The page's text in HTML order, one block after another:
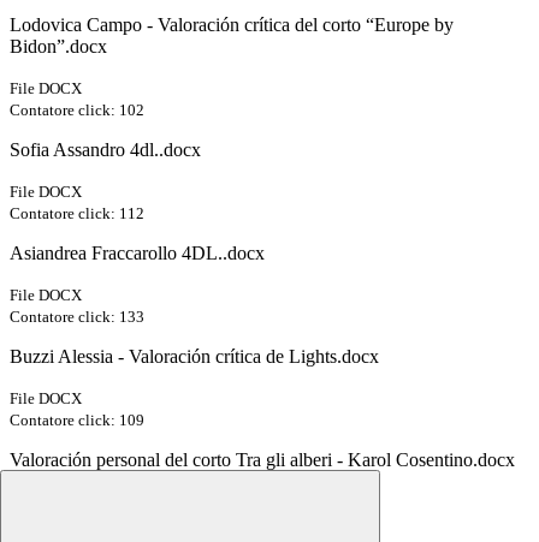
Lodovica Campo - Valoración crítica del corto “Europe by
Bidon”.docx
File DOCX
Contatore click: 102
Sofia Assandro 4dl..docx
File DOCX
Contatore click: 112
Asiandrea Fraccarollo 4DL..docx
File DOCX
Contatore click: 133
Buzzi Alessia - Valoración crítica de Lights.docx
File DOCX
Contatore click: 109
Valoración personal del corto Tra gli alberi - Karol Cosentino.docx